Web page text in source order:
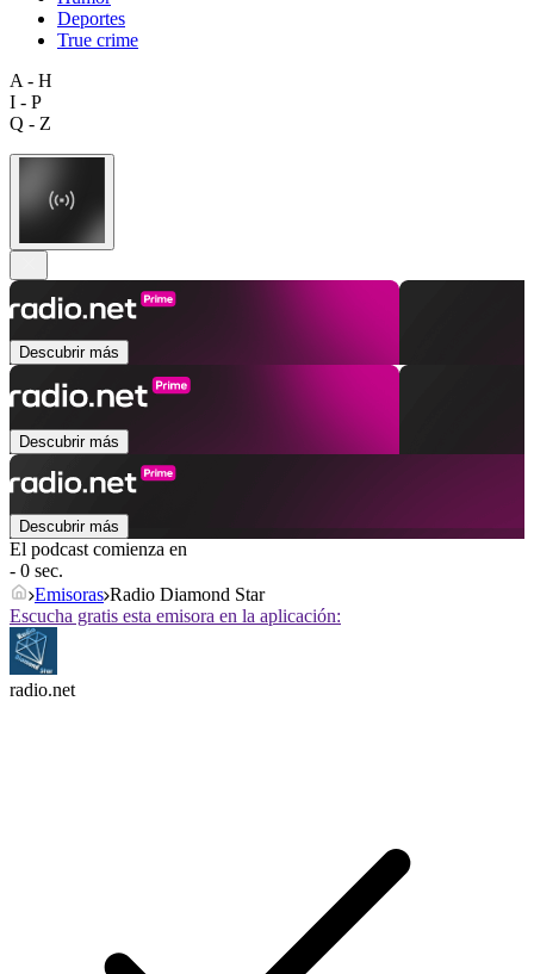
Deportes
True crime
A - H
I - P
Q - Z
Descubrir más
Descubrir más
Descubrir más
El podcast comienza en
- 0 sec.
Emisoras Radio Diamond Star
Escucha gratis esta emisora en la aplicación:
radio.net